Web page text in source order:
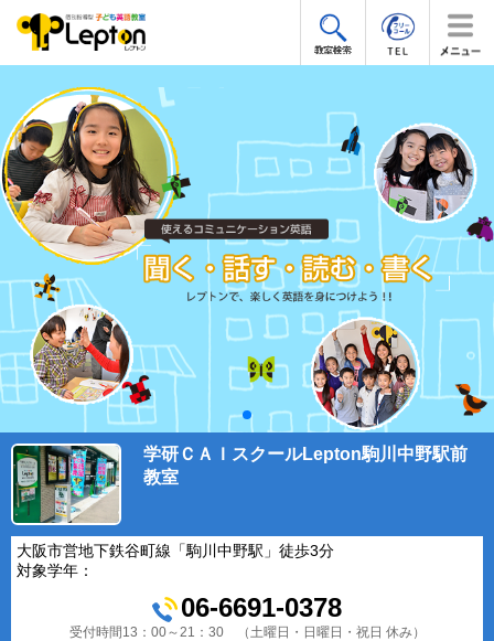
学研ＣＡＩスクールLepton駒川中野駅前
教室
大阪市営地下鉄谷町線「駒川中野駅」徒歩3分
対象学年：
06-6691-0378
受付時間13：00～21：30 （土曜日・日曜日・祝日 休み）